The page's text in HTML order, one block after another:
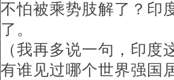
不怕被乘势肢解了？印
了。
（我再多说一句，印
有谁见过哪个世界强国